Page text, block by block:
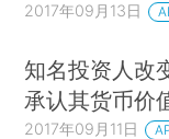
2017年09月13日
知名投资人改
承认其货币价
2017年09月11日